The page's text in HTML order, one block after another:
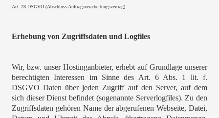
Art. 28 DSGVO (Abschluss Auftragsverarbeitungsvertrag).
Erhebung von Zugriffsdaten und Logfiles
Wir, bzw. unser Hostinganbieter, erhebt auf Grundlage unserer
berechtigten Interessen im Sinne des Art. 6 Abs. 1 lit. f.
DSGVO Daten über jeden Zugriff auf den Server, auf dem
sich dieser Dienst befindet (sogenannte Serverlogfiles). Zu den
Zugriffsdaten gehören Name der abgerufenen Webseite, Datei,